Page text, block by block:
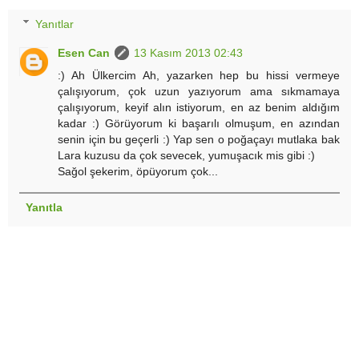
Yanıtlar
Esen Can
13 Kasım 2013 02:43
:) Ah Ülkercim Ah, yazarken hep bu hissi vermeye
çalışıyorum, çok uzun yazıyorum ama sıkmamaya
çalışıyorum, keyif alın istiyorum, en az benim aldığım
kadar :) Görüyorum ki başarılı olmuşum, en azından
senin için bu geçerli :) Yap sen o poğaçayı mutlaka bak
Lara kuzusu da çok sevecek, yumuşacık mis gibi :)
Sağol şekerim, öpüyorum çok...
Yanıtla